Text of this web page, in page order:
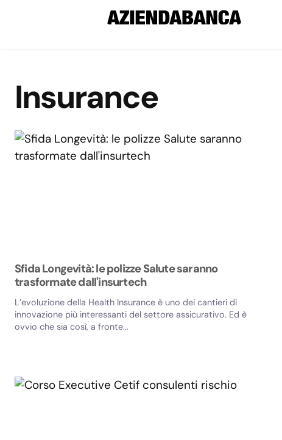
Insurance
Sfida Longevità: le polizze Salute saranno
trasformate dall'insurtech
L’evoluzione della Health Insurance è uno dei cantieri di
innovazione più interessanti del settore assicurativo. Ed è
ovvio che sia così, a fronte...